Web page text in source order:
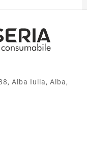
Alba Iulia, Alba,